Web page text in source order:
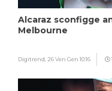
Alcaraz sconfigge
Melbourne
Digitrend, 26 Ven Gen 10:16